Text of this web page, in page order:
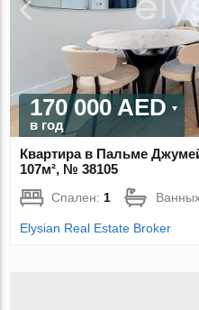
170 000 AED
в год
Квартира в Пальме
107м², № 38105
Спален: 1
Elysian Real Estate Broker